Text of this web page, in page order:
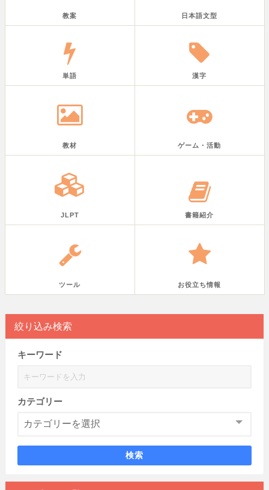
教案 日本語文型
単語 漢字
教材 ゲーム・活動
JLPT 書籍紹介
ツール お役立ち情報
絞り込み検索
キーワード
カテゴリー
検索